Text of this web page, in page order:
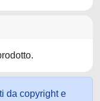
da copyright e